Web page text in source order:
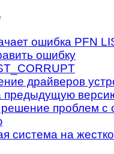
ошибка PFN
ошибку
драйверов
предыдущую
проблем с
система на